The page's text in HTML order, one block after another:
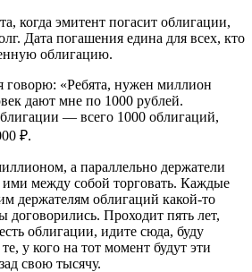
когда эмитент погасит облигации,
Дата погашения едина для всех, кто
облигацию.
говорю: «Ребята, нужен миллион
дают мне по 1000 рублей.
— всего 1000 облигаций,
₽.
а параллельно держатели
между собой торговать. Каждые
держателям облигаций какой-то
договорились. Проходит пять лет,
облигации, идите сюда, буду
у кого на тот момент будут эти
свою тысячу.